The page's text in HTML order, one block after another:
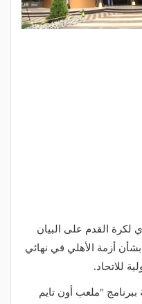
لكرة القدم على البيان
أزمة الأهلي في نهائي
للاتحاد.
ببرنامج "ملعب أون تايم